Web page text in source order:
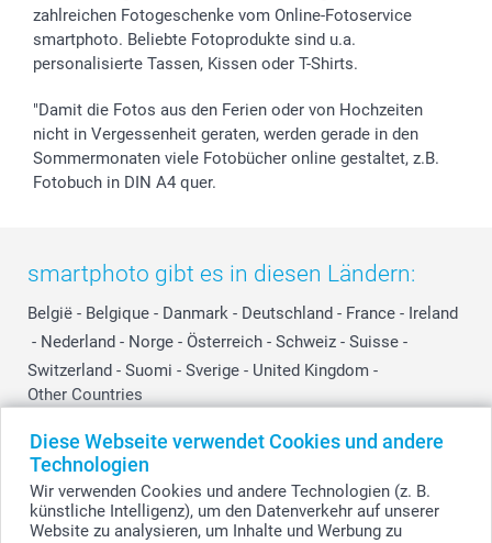
Diese Webseite verwendet Cookies und andere
Technologien
Wir verwenden Cookies und andere Technologien (z. B.
künstliche Intelligenz), um den Datenverkehr auf unserer
Website zu analysieren, um Inhalte und Werbung zu
zahlreichen Fotogeschenke vom Online-Fotoservice
smartphoto. Beliebte Fotoprodukte sind u.a.
personalisierte Tassen, Kissen oder T-Shirts.
"Damit die Fotos aus den Ferien oder von Hochzeiten
nicht in Vergessenheit geraten, werden gerade in den
Sommermonaten viele Fotobücher online gestaltet, z.B.
Fotobuch in DIN A4 quer.
smartphoto gibt es in diesen Ländern:
België - Belgique - Danmark - Deutschland - France - Ireland
- Nederland - Norge - Österreich - Schweiz - Suisse -
Switzerland - Suomi - Sverige - United Kingdom -
Other Countries
Alle Preise verstehen sich in EURO (€) inkl. MwSt. und zzgl. Versandkosten.